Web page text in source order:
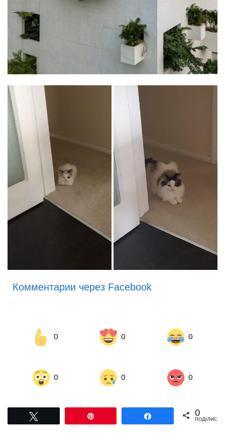
Комментарии через Facebook
0 0 0
0 0 0
Поділитися0
ПОДІЛИСЬ